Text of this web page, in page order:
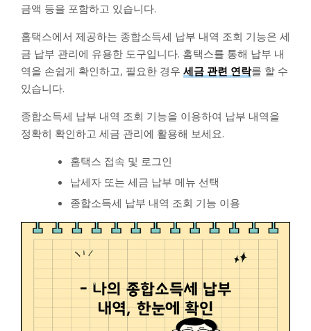
금액 등을 포함하고 있습니다.
홈택스에서 제공하는 종합소득세 납부 내역 조회 기능은 세
금 납부 관리에 유용한 도구입니다. 홈택스를 통해 납부 내
역을 손쉽게 확인하고, 필요한 경우 세금 관련 연락를 할 수
있습니다.
종합소득세 납부 내역 조회 기능을 이용하여 납부 내역을
정확히 확인하고 세금 관리에 활용해 보세요.
홈택스 접속 및 로그인
납세자 또는 세금 납부 메뉴 선택
종합소득세 납부 내역 조회 기능 이용